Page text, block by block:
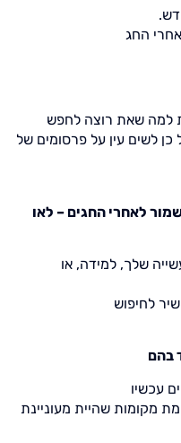
החג
למה שאת רוצה לחפש
לשים עין על פרסומים של
לאחרי החגים – לאו
שלך, למידה, או
לחיפוש
עכשיו
מקומות שהיית מעוניינת